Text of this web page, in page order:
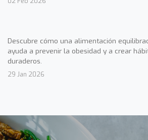
Descubre cómo una alimentación
ayuda a prevenir la obesidad y a crear
duraderos.
29 Jan 2026